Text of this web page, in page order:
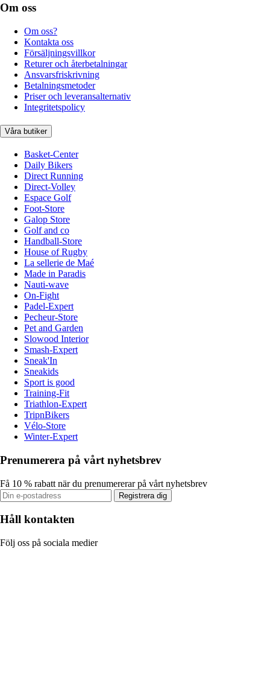
Om oss
Om oss?
Kontakta oss
Försäljningsvillkor
Returer och återbetalningar
Ansvarsfriskrivning
Betalningsmetoder
Priser och leveransalternativ
Integritetspolicy
Våra butiker
Basket-Center
Daily Bikers
Direct Running
Direct-Volley
Espace Golf
Foot-Store
Galop Store
Golf and co
Handball-Store
House of Rugby
La sellerie de Maé
Made in Paradis
Nauti-wave
On-Fight
Padel-Expert
Pecheur-Store
Pet and Garden
Slowood Interior
Smash-Expert
Sneak'In
Sneakids
Sport is good
Training-Fit
Triathlon-Expert
TripnBikers
Vélo-Store
Winter-Expert
Prenumerera på vårt nyhetsbrev
Få 10 % rabatt när du prenumererar på vårt nyhetsbrev
Registrera dig
Håll kontakten
Följ oss på sociala medier